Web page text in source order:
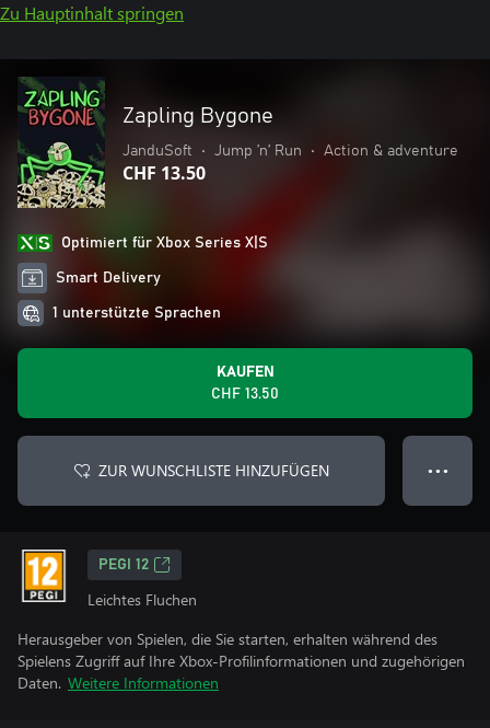
Zu Hauptinhalt springen
Zapling Bygone
JanduSoft • Jump ’n’ Run • Action & adventure
CHF 13.50
Optimiert für Xbox Series X|S
Smart Delivery
1 unterstützte Sprachen
KAUFEN
CHF 13.50
ZUR WUNSCHLISTE HINZUFÜGEN ● ● ●
PEGI 12
Leichtes Fluchen
Herausgeber von Spielen, die Sie starten, erhalten während des
Spielens Zugriff auf Ihre Xbox-Profilinformationen und zugehörigen
Daten. Weitere Informationen